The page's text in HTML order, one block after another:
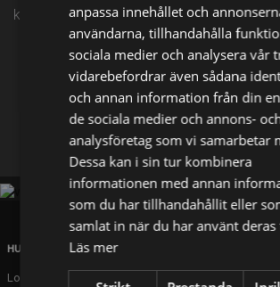
kl. 16:00 på TV4
Facebook X
HUVUDKONTOR
London
anpassa innehållet och
användarna, tillhandahålla
sociala medier och analysera vår
vidarebefordrar även sådana
och annan information från din
de sociala medier och annons-
analysföretag som vi samarbetar
Dessa kan i sin tur kombinera
informationen med annan
som du har tillhandahållit eller
samlat in när du har använt deras
Läs mer